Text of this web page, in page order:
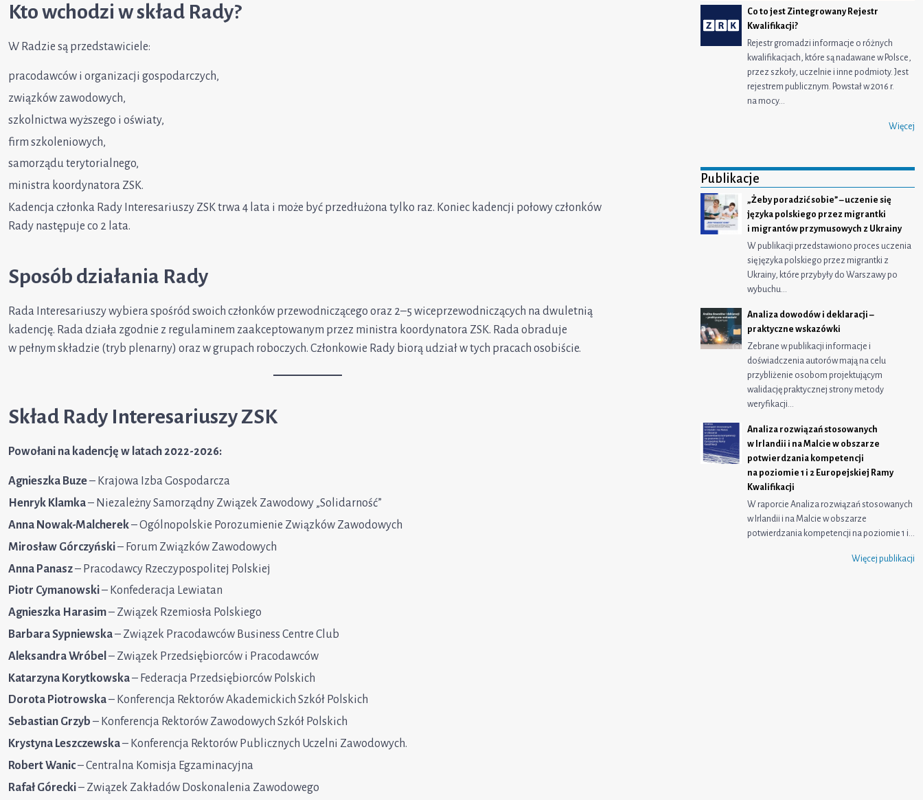
Kto wchodzi w skład Rady?
W Radzie są przedstawiciele:
pracodawców i organizacji gospodarczych,
związków zawodowych,
szkolnictwa wyższego i oświaty,
firm szkoleniowych,
samorządu terytorialnego,
ministra koordynatora ZSK.
Kadencja członka Rady Interesariuszy ZSK trwa 4 lata i może być przedłużona tylko raz. Koniec kadencji połowy członków
Rady następuje co 2 lata.
Sposób działania Rady
Rada Interesariuszy wybiera spośród swoich członków przewodniczącego oraz 2–5 wiceprzewodniczących na dwuletnią
kadencję. Rada działa zgodnie z regulaminem zaakceptowanym przez ministra koordynatora ZSK. Rada obraduje
w pełnym składzie (tryb plenarny) oraz w grupach roboczych. Członkowie Rady biorą udział w tych pracach osobiście.
Skład Rady Interesariuszy ZSK
Powołani na kadencję w latach 2022-2026:
Agnieszka Buze– Krajowa Izba Gospodarcza
Henryk Klamka– Niezależny Samorządny Związek Zawodowy „Solidarność”
Anna Nowak-Malcherek– Ogólnopolskie Porozumienie Związków Zawodowych
Mirosław Górczyński– Forum Związków Zawodowych
Anna Panasz– Pracodawcy Rzeczypospolitej Polskiej
Piotr Cymanowski– Konfederacja Lewiatan
Agnieszka Harasim– Związek Rzemiosła Polskiego
Barbara Sypniewska– Związek Pracodawców Business Centre Club
Aleksandra Wróbel – Związek Przedsiębiorców i Pracodawców
Katarzyna Korytkowska– Federacja Przedsiębiorców Polskich
Dorota Piotrowska– Konferencja Rektorów Akademickich Szkół Polskich
Sebastian Grzyb – Konferencja Rektorów Zawodowych Szkół Polskich
Krystyna Leszczewska– Konferencja Rektorów Publicznych Uczelni Zawodowych.
Robert Wanic– Centralna Komisja Egzaminacyjna
Rafał Górecki– Związek Zakładów Doskonalenia Zawodowego
Co to jest Zintegrowany Rejestr
Kwalifikacji?
Rejestr gromadzi informacje o różnych
kwalifikacjach, które są nadawane w Polsce,
przez szkoły, uczelnie i inne podmioty. Jest
rejestrem publicznym. Powstał w 2016 r.
na mocy…
Więcej
Publikacje
„Żeby poradzić sobie” – uczenie się
języka polskiego przez migrantki
i migrantów przymusowych z Ukrainy
W publikacji przedstawiono proces uczenia
się języka polskiego przez migrantki z
Ukrainy, które przybyły do Warszawy po
wybuchu…
Analiza dowodów i deklaracji –
praktyczne wskazówki
Zebrane w publikacji informacje i
doświadczenia autorów mają na celu
przybliżenie osobom projektującym
walidację praktycznej strony metody
weryfikacji…
Analiza rozwiązań stosowanych
w Irlandii i na Malcie w obszarze
potwierdzania kompetencji
na poziomie 1 i 2 Europejskiej Ramy
Kwalifikacji
W raporcie Analiza rozwiązań stosowanych
w Irlandii i na Malcie w obszarze
potwierdzania kompetencji na poziomie 1 i…
Więcej publikacji